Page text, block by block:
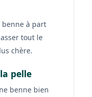
benne à part
tout le
chère.
pelle
benne bien